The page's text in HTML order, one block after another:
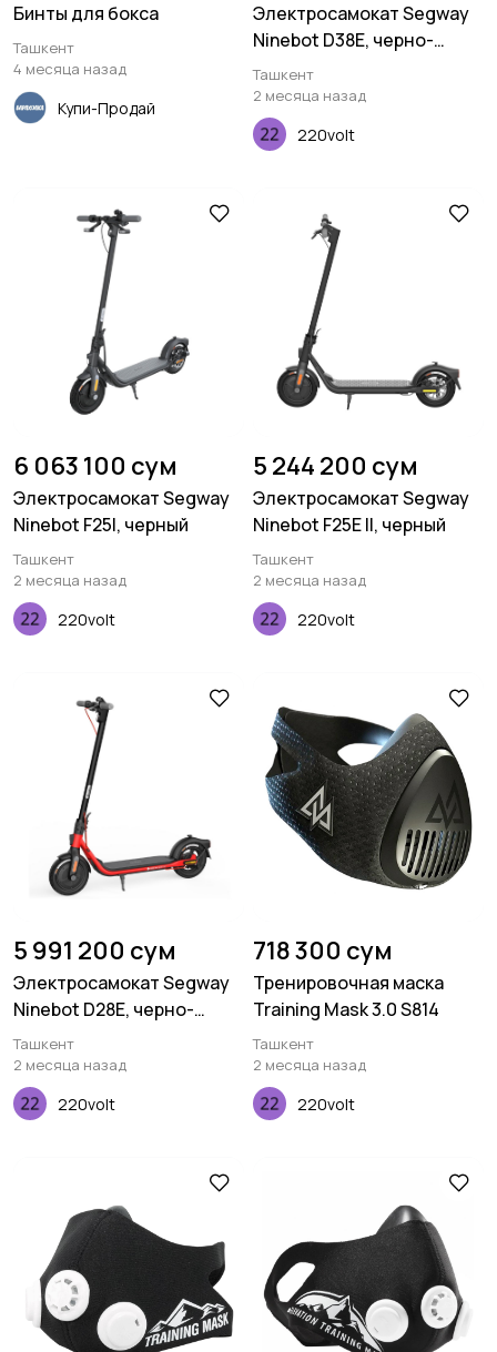
Бинты для бокса
Ташкент
4 месяца назад
Купи-Продай
Электросамокат Segway
Ninebot D38E, черно-
красный
Ташкент
2 месяца назад
220volt
6 063 100 сум
Электросамокат Segway
Ninebot F25I, черный
Ташкент
2 месяца назад
220volt
5 244 200 сум
Электросамокат Segway
Ninebot F25E II, черный
Ташкент
2 месяца назад
220volt
5 991 200 сум
Электросамокат Segway
Ninebot D28E, черно-
красный
Ташкент
2 месяца назад
220volt
718 300 сум
Тренировочная маска
Training Mask 3.0 S814
Ташкент
2 месяца назад
220volt